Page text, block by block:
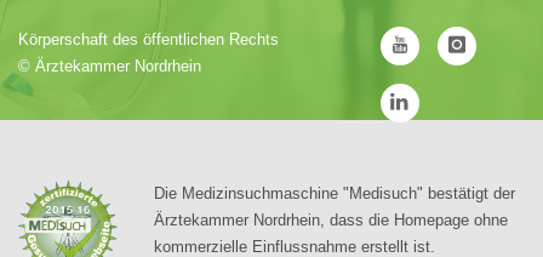
Körperschaft des öffentlichen Rechts
© Ärztekammer Nordrhein
Die Medizinsuchmaschine "Medisuch" bestätigt der
Ärztekammer Nordrhein, dass die Homepage ohne
kommerzielle Einflussnahme erstellt ist.